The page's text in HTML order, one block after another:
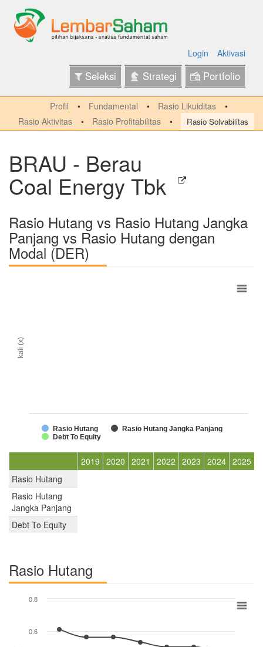
Login Aktivasi
Seleksi Strategi Portfolio
Profil Fundamental
Rasio Likuiditas
Rasio Aktivitas
Rasio Profitabilitas Rasio Solvabilitas
BRAU - Berau
Coal Energy Tbk
Rasio Hutang vs Rasio Hutang Jangka
Panjang vs Rasio Hutang dengan
Modal (DER)
kali (x)
Rasio Hutang
Rasio Hutang Jangka Panjang
Debt To Equity
2019 2020 2021 2022 2023 2024 2025
Rasio Hutang
Rasio Hutang
Jangka Panjang
Debt To Equity
Rasio Hutang
0.6
0.8